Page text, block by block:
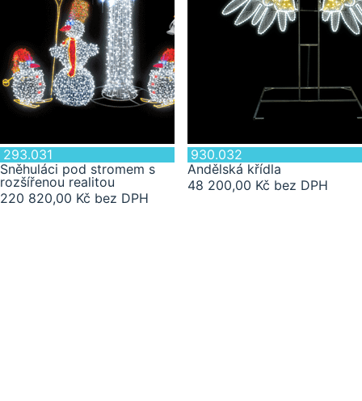
293.031
Sněhuláci pod stromem s
rozšířenou realitou
220 820,00 Kč bez DPH
930.032
Andělská křídla
48 200,00 Kč bez DPH